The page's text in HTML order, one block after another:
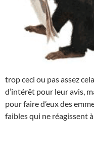
trop ceci ou pas assez
d’intérêt pour leur avis,
pour faire d’eux des
faibles qui ne réagissent